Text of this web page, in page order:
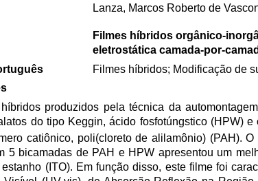
Lanza, Marcos Roberto de
Filmes híbridos orgânico-
eletrostática camada-por-
Filmes híbridos; Modificação de
produzidos pela técnica da
do tipo Keggin, ácido fosfotúngstico (HPW)
catiônico, poli(cloreto de alilamônio) (PAH).
5 bicamadas de PAH e HPW apresentou um
(ITO). Em função disso, este filme foi